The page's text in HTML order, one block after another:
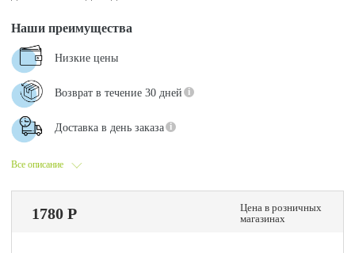
Все описание
Наши преимущества
Низкие цены
Возврат в течение 30 дней
Доставка в день заказа
1780 Р
Цена в розничных
магазинах